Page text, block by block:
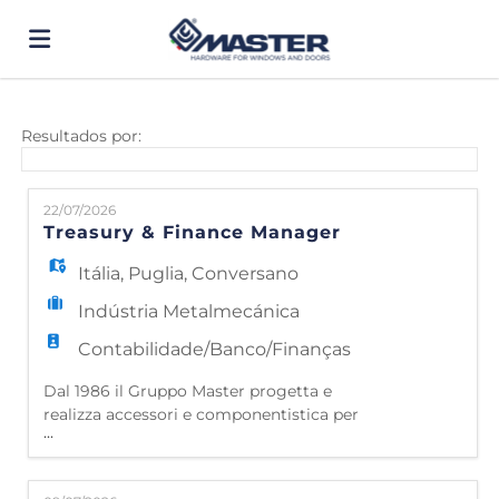
inicial
Ofertas
de
emprego
Regista-
te
Iniciar
sessão
Língua
Resultados por:
22/07/2026
Treasury & Finance Manager
Itália, Puglia,Conversano
Indústria Metalmecánica
Contabilidade/Banco/Finanças
Dal 1986 il Gruppo Master progetta e
realizza accessori e componentistica per
serramenti in alluminio, con un processo
fatto di ricerca, investimenti, studio della
cultura dell'alluminio e riservando una
...